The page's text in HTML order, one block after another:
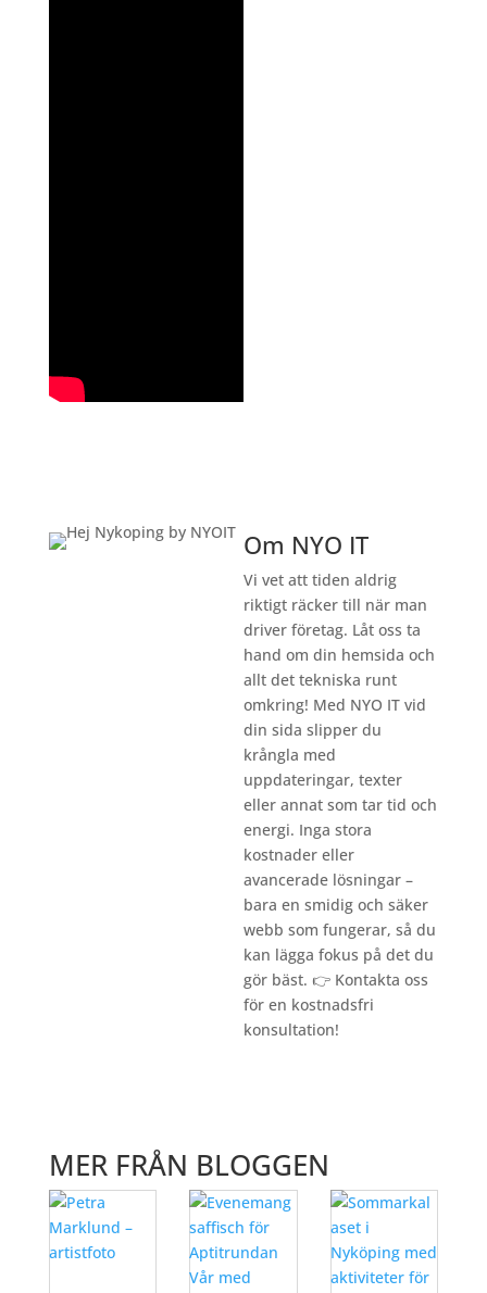
Om NYO IT
Vi vet att tiden aldrig
riktigt räcker till när man
driver företag. Låt oss ta
hand om din hemsida och
allt det tekniska runt
omkring! Med NYO IT vid
din sida slipper du
krångla med
uppdateringar, texter
eller annat som tar tid och
energi. Inga stora
kostnader eller
avancerade lösningar –
bara en smidig och säker
webb som fungerar, så du
kan lägga fokus på det du
gör bäst. 👉 Kontakta oss
för en kostnadsfri
konsultation!
MER FRÅN BLOGGEN